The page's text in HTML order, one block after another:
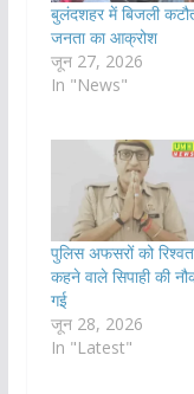
बुलंदशहर में बिजली
जनता का आक्रोश
जून 27, 2026
In "News"
पुलिस अफसरों को
कहने वाले सिपाही की
गई
जून 28, 2026
In "Latest"